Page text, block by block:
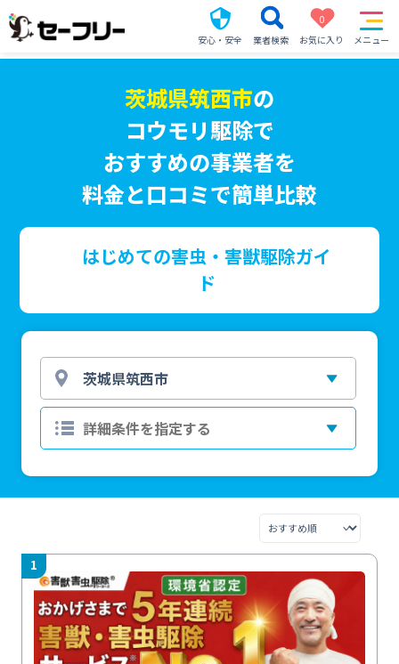
安心・安全 業者検索
0
お気に入り
メニュー
茨城県筑西市の
コウモリ駆除で
おすすめの事業者を
料金と口コミで簡単比較
はじめての害虫・害獣駆除ガイ
ド
1